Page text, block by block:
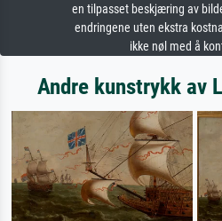
en tilpasset beskjæring av
endringene uten ekstra
ikke nøl med å
Andre kunstrykk av